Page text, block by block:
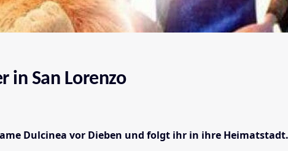
in San Lorenzo
Dulcinea vor Dieben und folgt ihr in ihre